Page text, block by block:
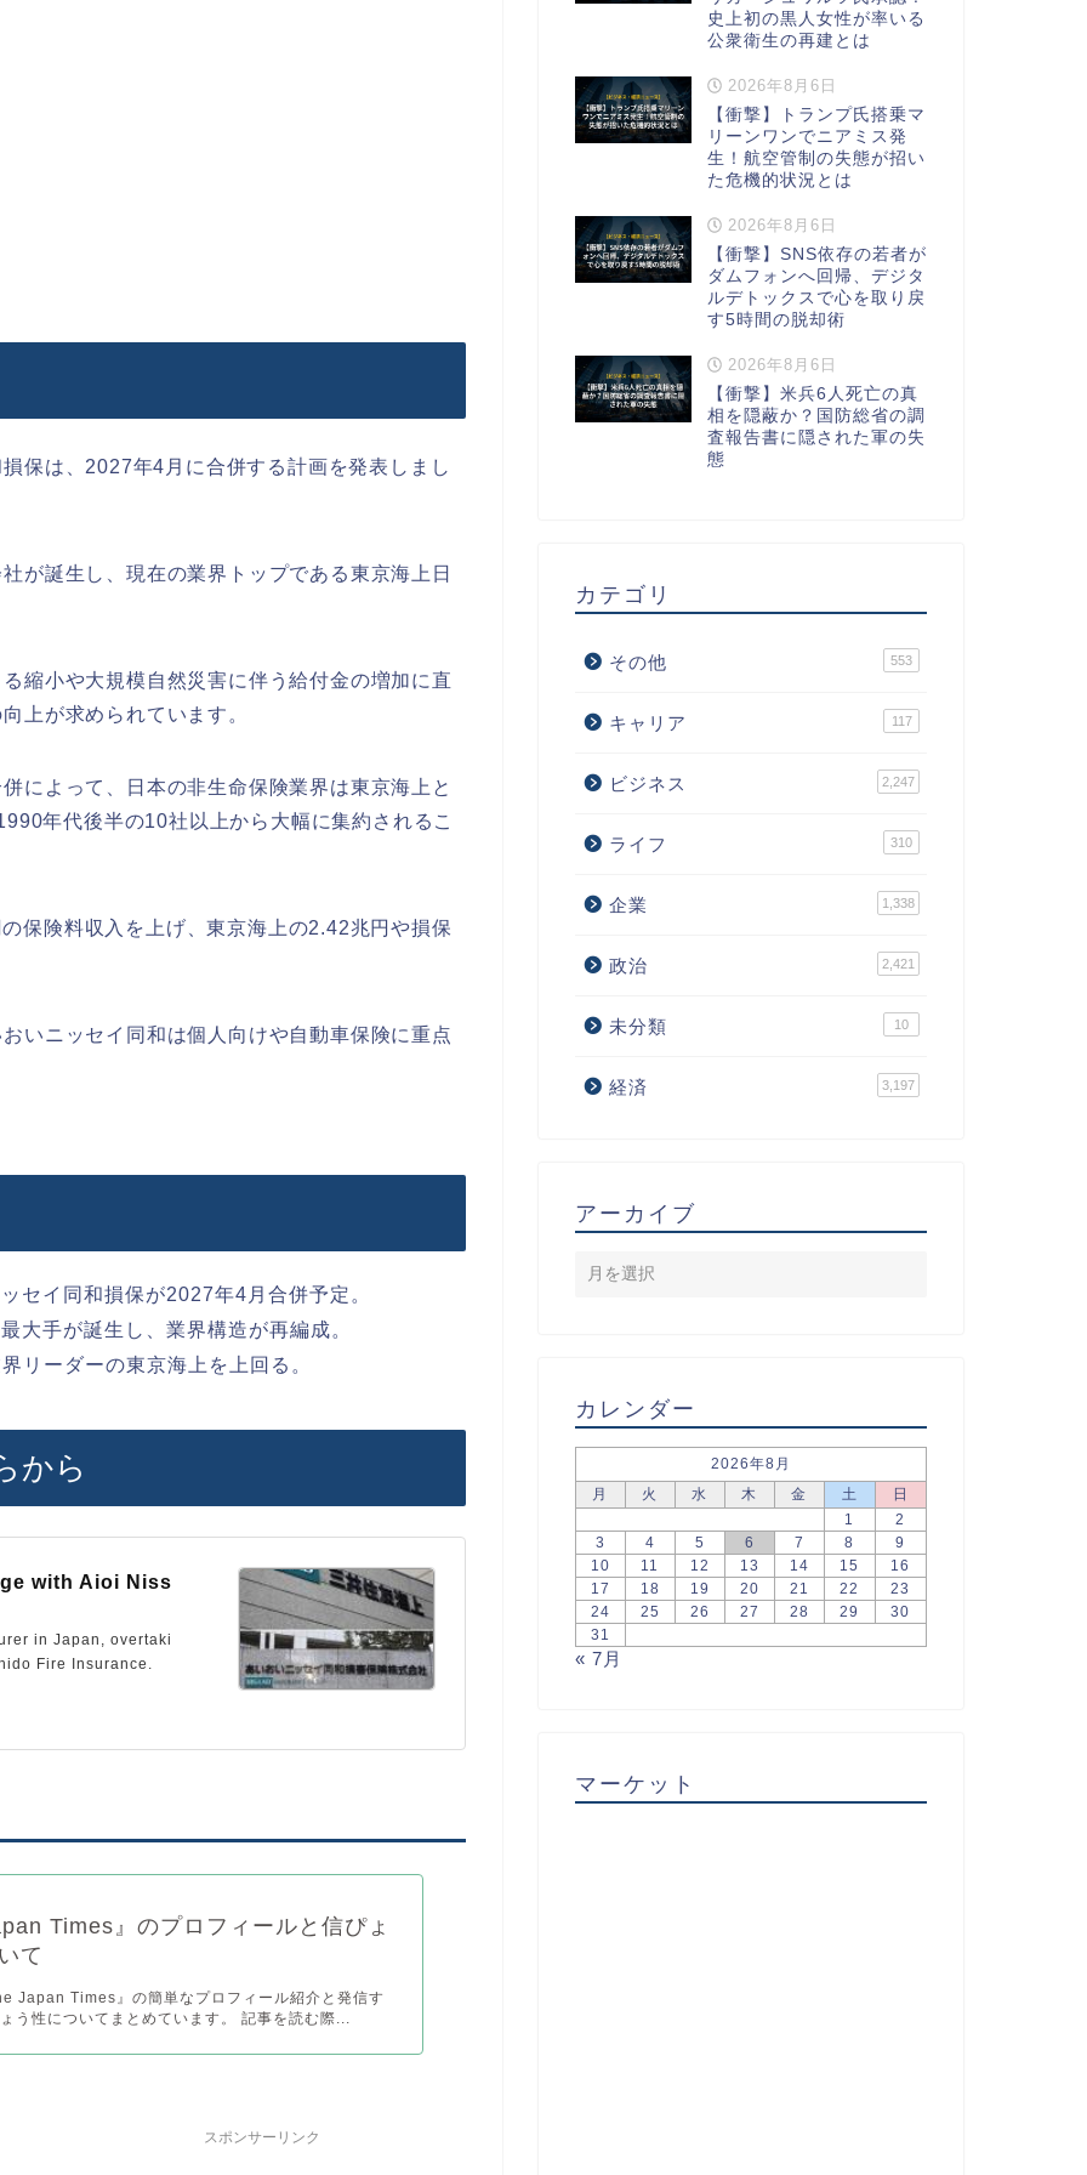
保は、2027年4月に合併する計画を発表しまし
が誕生し、現在の業界トップである東京海上日
縮小や大規模自然災害に伴う給付金の増加に直
上が求められています。
によって、日本の非生命保険業界は東京海上と
年代後半の10社以上から大幅に集約されるこ
保険料収入を上げ、東京海上の2.42兆円や損保
いニッセイ同和は個人向けや自動車保険に重点
セイ同和損保が2027年4月合併予定。
大手が誕生し、業界構造が再編成。
リーダーの東京海上を上回る。
から
with Aioi Niss
in Japan, overtaki
Fire Insurance.
Times』のプロフィールと信ぴょ
て
Japan Times』の簡単なプロフィール紹介と発信す
う性についてまとめています。 記事を読む際...
スポンサーリンク
史上初の黒人女性が率いる
公衆衛生の再建とは
2026年8月6日
【衝撃】トランプ氏搭乗マ
リーンワンでニアミス発
生！航空管制の失態が招い
た危機的状況とは
2026年8月6日
【衝撃】SNS依存の若者が
ダムフォンへ回帰、デジタ
ルデトックスで心を取り戻
す5時間の脱却術
2026年8月6日
【衝撃】米兵6人死亡の真
相を隠蔽か？国防総省の調
査報告書に隠された軍の失
態
カテゴリ
その他 553
キャリア 117
ビジネス 2,247
ライフ 310
企業 1,338
政治 2,421
未分類 10
経済 3,197
アーカイブ
カレンダー
2026年8月
月
火 水 木 金 土
日
1
2
3
4 5 6 7 8
9
10
11 12 13 14 15
16
17
18 19 20 21 22
23
24
25 26 27 28 29
30
31
« 7月
マーケット